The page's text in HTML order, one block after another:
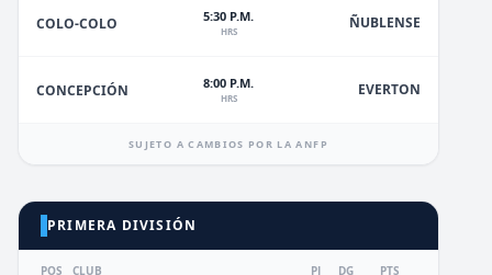
COLO-COLO 5:30 P.M.
HRS ÑUBLENSE
CONCEPCIÓN 8:00 P.M.
HRS EVERTON
SUJETO A CAMBIOS POR LA ANFP
PRIMERA DIVISIÓN
POS CLUB PJ DG PTS